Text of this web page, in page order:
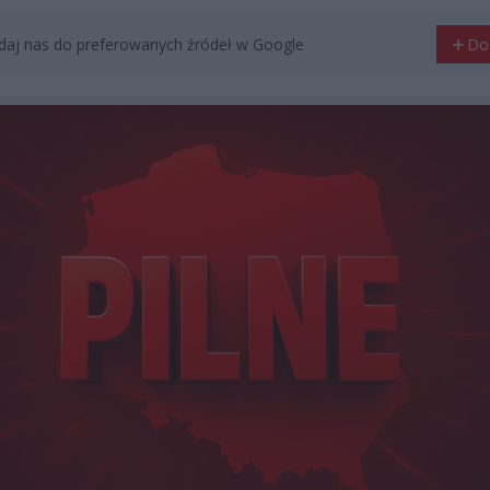
nas do preferowanych źródeł w Google